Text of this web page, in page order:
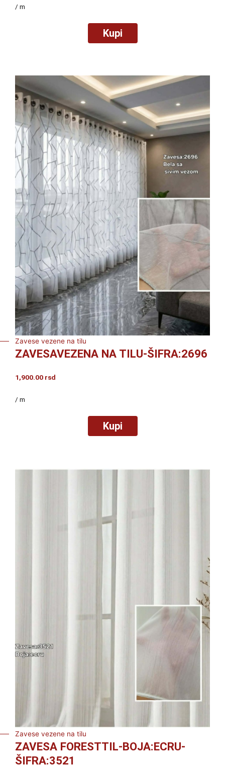
/ m
Kupi
Zavese vezene na tilu
ZAVESAVEZENA NA TILU-ŠIFRA:2696
1,900.00 rsd
/ m
Kupi
Zavese vezene na tilu
ZAVESA FORESTTIL-BOJA:ECRU-
ŠIFRA:3521